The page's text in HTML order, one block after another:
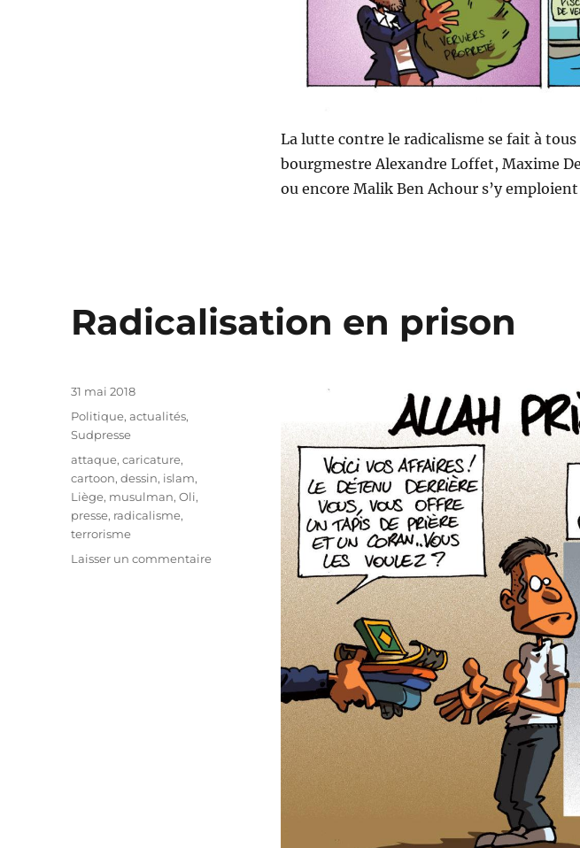
La lutte contre le radicalisme se fait à tous
bourgmestre Alexandre Loffet, Maxime
ou encore Malik Ben Achour s’y
Radicalisation en prison
Publié
le
31 mai 2018
Catégories
Politique, actualités,
Sudpresse
Étiquettes
attaque,caricature,
cartoon,dessin, islam,
Liège, musulman,Oli,
presse, radicalisme,
terrorisme
Laisser un commentairesur
Radicalisation